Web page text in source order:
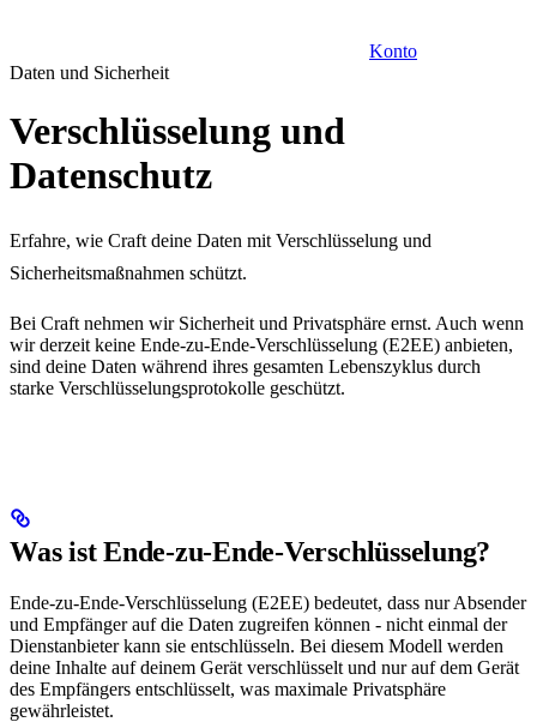
Konto
Daten und Sicherheit
Verschlüsselung und
Datenschutz
Erfahre, wie Craft deine Daten mit Verschlüsselung und
Sicherheitsmaßnahmen schützt.
Bei Craft nehmen wir Sicherheit und Privatsphäre ernst. Auch wenn
wir derzeit keine Ende-zu-Ende-Verschlüsselung (E2EE) anbieten,
sind deine Daten während ihres gesamten Lebenszyklus durch
starke Verschlüsselungsprotokolle geschützt.
Was ist Ende-zu-Ende-Verschlüsselung?
Ende-zu-Ende-Verschlüsselung (E2EE) bedeutet, dass nur Absender
und Empfänger auf die Daten zugreifen können - nicht einmal der
Dienstanbieter kann sie entschlüsseln. Bei diesem Modell werden
deine Inhalte auf deinem Gerät verschlüsselt und nur auf dem Gerät
des Empfängers entschlüsselt, was maximale Privatsphäre
gewährleistet.